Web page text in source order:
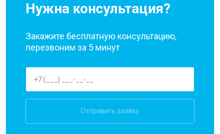
Нужна консультация?
Закажите бесплатную консультацию,
перезвоним за 5 минут
Отправить заявку